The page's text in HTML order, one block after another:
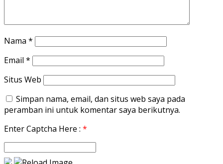
Nama *
Email *
Situs Web
Simpan nama, email, dan situs web saya pada
peramban ini untuk komentar saya berikutnya.
Enter Captcha Here : *